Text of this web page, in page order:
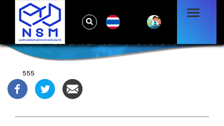
-1" OR 2+727-727-1=0+0+0+1 --
555